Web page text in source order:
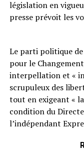
législation en
presse prévoit les
Le parti politique
pour le
interpellation et «
scrupuleux des
tout en exigeant «
condition du
l’indépendant